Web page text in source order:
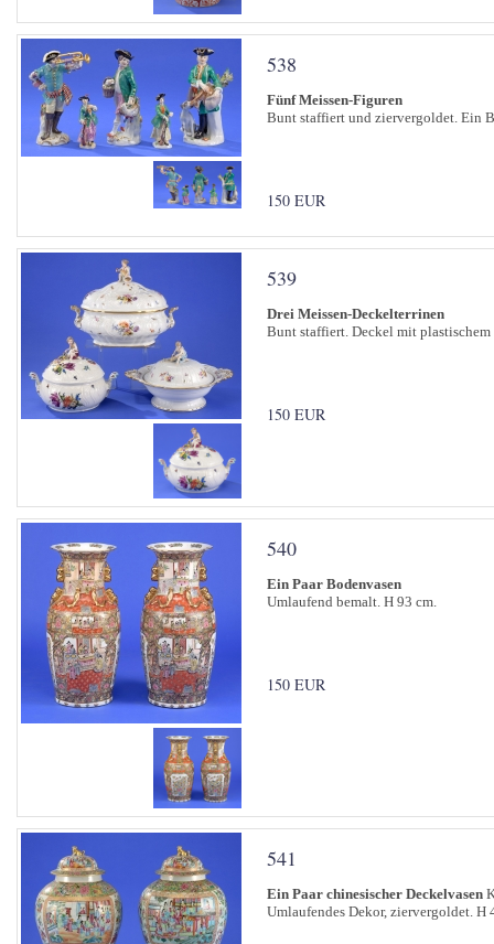
538
Fünf Meissen-Figuren
Bunt staffiert und ziervergoldet. Ein
150 EUR
539
Drei Meissen-Deckelterrinen
Bunt staffiert. Deckel mit
150 EUR
540
Ein Paar Bodenvasen
Umlaufend bemalt. H 93 cm.
150 EUR
541
Ein Paar chinesischer Deckelvasen
Umlaufendes Dekor, ziervergoldet. H